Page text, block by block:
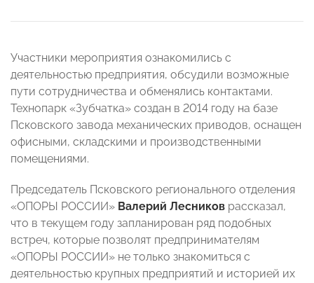
Участники мероприятия ознакомились с
деятельностью предприятия, обсудили возможные
пути сотрудничества и обменялись контактами.
Технопарк «Зубчатка» создан в 2014 году на базе
Псковского завода механических приводов, оснащен
офисными, складскими и производственными
помещениями.
Председатель Псковского регионального отделения
«ОПОРЫ РОССИИ» Валерий Лесников рассказал,
что в текущем году запланирован ряд подобных
встреч, которые позволят предпринимателям
«ОПОРЫ РОССИИ» не только знакомиться с
деятельностью крупных предприятий и историей их